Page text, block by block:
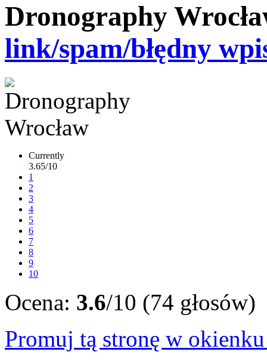
Dronography
link/spam/błędny
Currently
3.65/10
1
2
3
4
5
6
7
8
9
10
Ocena: 3.6/10 (74 głosów)
Promuj tą stronę w